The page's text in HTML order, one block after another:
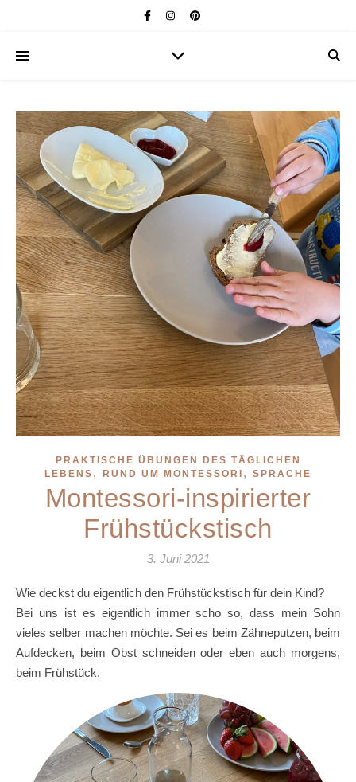
PRAKTISCHE ÜBUNGEN DES TÄGLICHEN
LEBENS , RUND UM MONTESSORI , SPRACHE
Montessori-inspirierter
Frühstückstisch
3. Juni 2021
Wie deckst du eigentlich den Frühstückstisch für dein Kind?
Bei uns ist es eigentlich immer scho so, dass mein Sohn
vieles selber machen möchte. Sei es beim Zähneputzen, beim
Aufdecken, beim Obst schneiden oder eben auch morgens,
beim Frühstück.